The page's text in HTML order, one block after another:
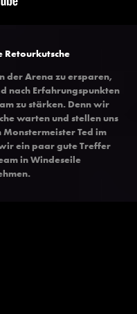
Retourkutsche
der Arena zu ersparen,
nach Erfahrungspunkten
zu stärken. Denn wir
warten und stellen uns
Ted im
ein paar gute Treffer
in Windeseile